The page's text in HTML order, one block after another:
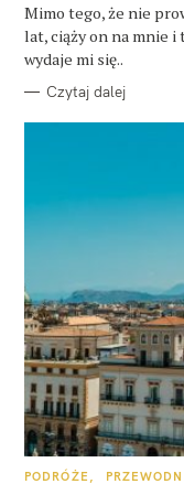
O
R
I
Mimo tego, że nie
lat, ciąży on na mnie i
wydaje mi się..
Czytaj dalej
K
PODRÓŻE